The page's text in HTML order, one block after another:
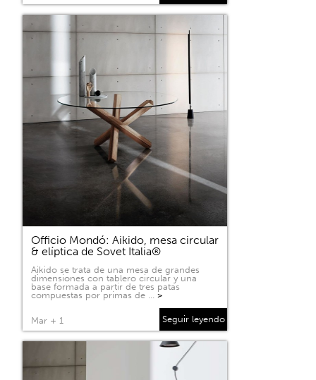
Officio Mondó: Aikido, mesa circular
& elíptica de Sovet Italia®
Aikido se trata de una mesa de grandes
dimensiones con tablero circular y una
base formada a partir de tres patas
compuestas por primas de … >
Mar + 1 Seguir leyendo